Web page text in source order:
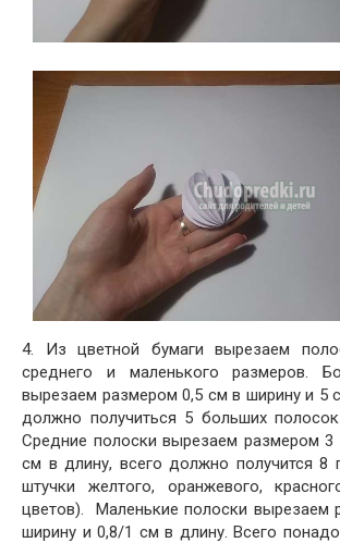
4. Из цветной бумаги вырезаем
среднего и маленького размеров.
вырезаем размером 0,5 см в ширину и 5
должно получиться 5 больших
Средние полоски вырезаем размером
см в длину, всего должно получится 8
штучки желтого, оранжевого,
цветов). Маленькие полоски вырезаем
ширину и 0,8/1 см в длину. Всего